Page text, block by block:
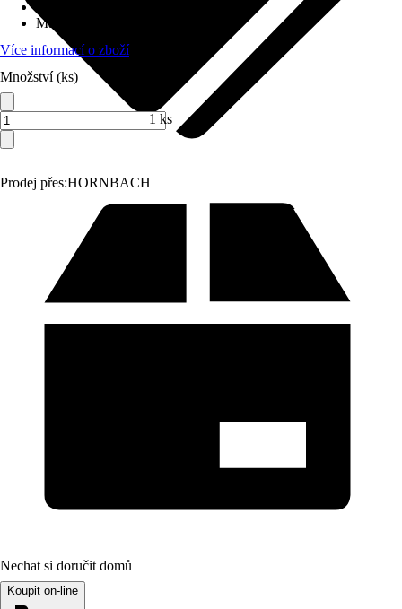
Prodej přes:HORNBACH
Max. nosnost
Více informací o zboží
Množství (ks)
1 ks
Nechat si doručit domů
Koupit on-line